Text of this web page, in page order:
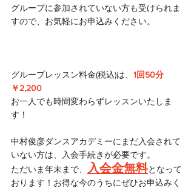
グループに参加されていない方も受けられま
すので、お気軽にお申込みください。
グループレッスン料金(税込)は、 1回50分
￥2,200
お一人でも時間変わらずレッスンいたしま
す！
中村俊彦ダンスアカデミーにまだ入会されて
いない方は、入会手続きが必要です。
ただいま年末まで、
入会金無料となって
おります！お得な今のうちにぜひお申込みく